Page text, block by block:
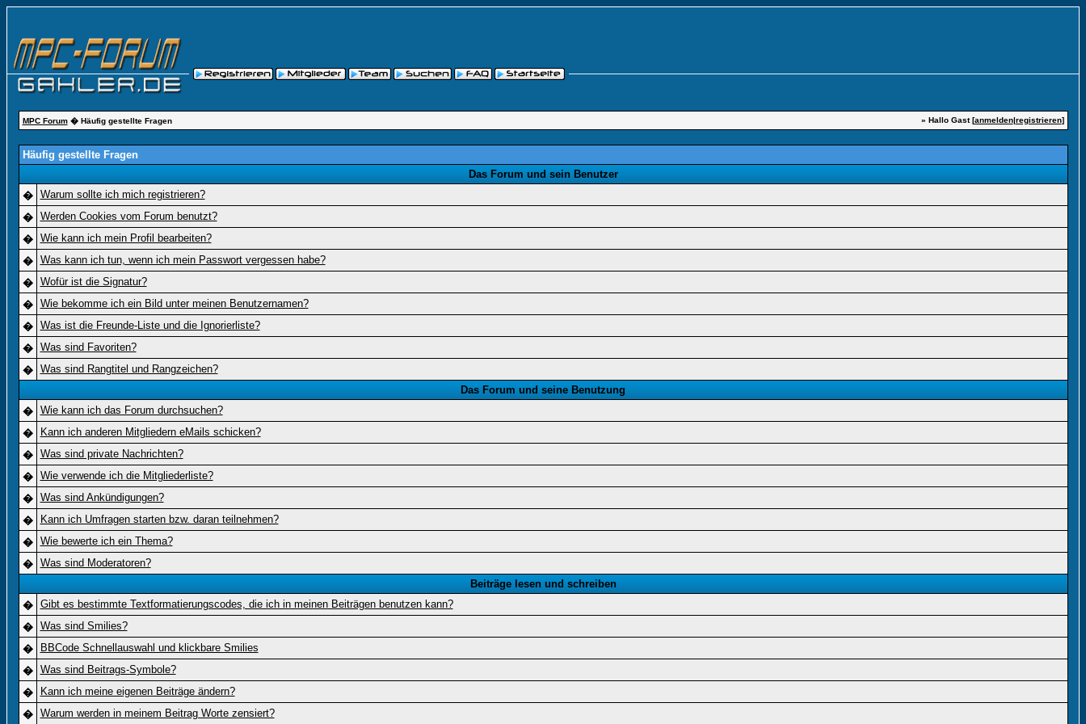
MPC Forum� Häufig gestellte Fragen » Hallo Gast [anmelden|registrieren]
Häufig gestellte Fragen
Das Forum und sein Benutzer
�
Warum sollte ich mich registrieren?
�
Werden Cookies vom Forum benutzt?
�
Wie kann ich mein Profil bearbeiten?
�
Was kann ich tun, wenn ich mein Passwort vergessen habe?
�
Wofür ist die Signatur?
�
Wie bekomme ich ein Bild unter meinen Benutzernamen?
�
Was ist die Freunde-Liste und die Ignorierliste?
�
Was sind Favoriten?
�
Was sind Rangtitel und Rangzeichen?
Das Forum und seine Benutzung
�
Wie kann ich das Forum durchsuchen?
�
Kann ich anderen Mitgliedern eMails schicken?
�
Was sind private Nachrichten?
�
Wie verwende ich die Mitgliederliste?
�
Was sind Ankündigungen?
�
Kann ich Umfragen starten bzw. daran teilnehmen?
�
Wie bewerte ich ein Thema?
�
Was sind Moderatoren?
Beiträge lesen und schreiben
�
Gibt es bestimmte Textformatierungscodes, die ich in meinen Beiträgen benutzen kann?
�
Was sind Smilies?
�
BBCode Schnellauswahl und klickbare Smilies
�
Was sind Beitrags-Symbole?
�
Kann ich meine eigenen Beiträge ändern?
�
Warum werden in meinem Beitrag Worte zensiert?